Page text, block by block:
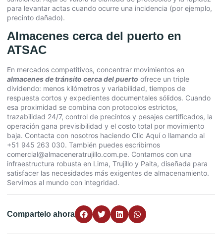
para levantar actas cuando ocurre una incidencia (por ejemplo,
precinto dañado).
Almacenes cerca del puerto en
ATSAC
En mercados competitivos, concentrar movimientos en
almacenes de tránsito cerca del puerto ofrece un triple
dividendo: menos kilómetros y variabilidad, tiempos de
respuesta cortos y expedientes documentales sólidos. Cuando
esa proximidad se combina con protocolos estrictos,
trazabilidad 24/7, control de precintos y pesajes certificados, la
operación gana previsibilidad y el costo total por movimiento
baja. Contacta con nosotros haciendo Clic Aquío llamando al
+51 945 263 030. También puedes escribirnos
comercial@almaceneratrujillo.com.pe. Contamos con una
infraestructura robusta en Lima, Trujillo y Paita, diseñada para
satisfacer las necesidades más exigentes de almacenamiento.
Servimos al mundo con integridad.
Compartelo ahora